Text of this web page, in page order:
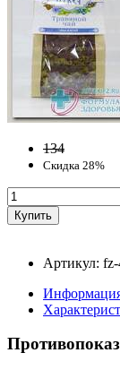
134
Скидка 28%
Артикул: